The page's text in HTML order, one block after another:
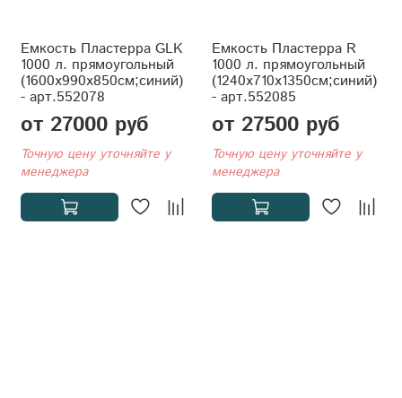
Емкость Пластерра GLK
1000 л. прямоугольный
(1600x990x850см;синий)
- арт.552078
от 27000 руб
Точную цену уточняйте у
менеджера
Емкость Пластерра R
1000 л. прямоугольный
(1240x710x1350см;синий)
- арт.552085
от 27500 руб
Точную цену уточняйте у
менеджера